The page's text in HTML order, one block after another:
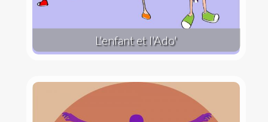
L'enfant et l'Ado'